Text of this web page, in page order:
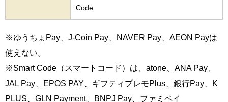
Code
※ゆうちょPay、J-Coin Pay、NAVER Pay、AEON Payは
使えない。
※Smart Code（スマートコード）は、atone、ANA Pay、
JAL Pay、EPOS PAY、ギフティプレモPlus、銀行Pay、K
PLUS、GLN Payment、BNPJ Pay、ファミペイ